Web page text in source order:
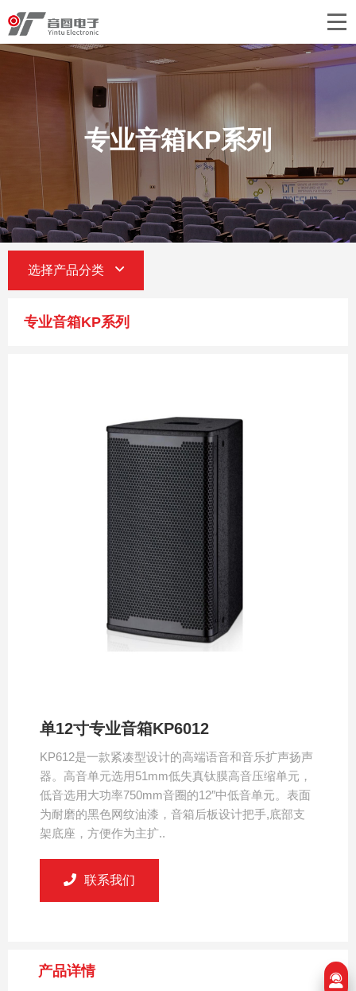
关于音图
产品中心
工程案例
新闻中心
联系我们
专业音箱KP系列
选择产品分类
专业音箱KP系列
单12寸专业音箱KP6012
KP612是一款紧凑型设计的高端语音和音乐扩声扬声
器。高音单元选用51mm低失真钛膜高音压缩单元，
低音选用大功率750mm音圈的12″中低音单元。表面
为耐磨的黑色网纹油漆，音箱后板设计把手,底部支
架底座，方便作为主扩..
联系我们
产品详情